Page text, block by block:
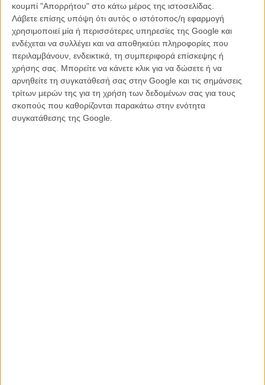
κουμπί "Απορρήτου" στο κάτω μέρος της ιστοσελίδας.
Λάβετε επίσης υπόψη ότι αυτός ο ιστότοπος/η εφαρμογή
χρησιμοποιεί μία ή περισσότερες υπηρεσίες της Google και
ενδέχεται να συλλέγει και να αποθηκεύει πληροφορίες που
περιλαμβάνουν, ενδεικτικά, τη συμπεριφορά επίσκεψης ή
χρήσης σας. Μπορείτε να κάνετε κλικ για να δώσετε ή να
αρνηθείτε τη συγκατάθεσή σας στην Google και τις σημάνσεις
τρίτων μερών της για τη χρήση των δεδομένων σας για τους
σκοπούς που καθορίζονται παρακάτω στην ενότητα
συγκατάθεσης της Google.
Από την αρχή της ταινίας, όλα φαίνονται να γίνονται τόσο γρήγορα,
τόσο απότομα που νιώθεις πως ο Τσέλσομ δεν ενδιαφέρεται και
τόσο ούτε για τους χαρακτήρες του αλλά ούτε και για την ιστορία
που θέλει να πει. Πηγαίνουμε από την μια χρονική περίοδο στην
άλλη πιο γρήγορα κι από χρονομηχανή, με τα ταξίδια μεταξύ του
Αρη και της Γης να γίνονται πιο συχνά κι από δρομολόγια
Κολιάτσου-Παγκράτι. Φαίνεται σαν να τον νοιάζει περισσότερο το
πως θα κάνει τους δυο κεντρικούς του χαρακτήρες να συναντηθούν
όσο το δυνατόν πιο γρήγορα γίνεται, χωρίς να χρειάζεται να